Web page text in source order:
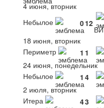
4 июня, вторник
Небылое
012
ВИ
18 июня, вторник
Периметр
1 1
24 июня, понедельник
Небылое
1 4
2 июля, вторник
Итера
43